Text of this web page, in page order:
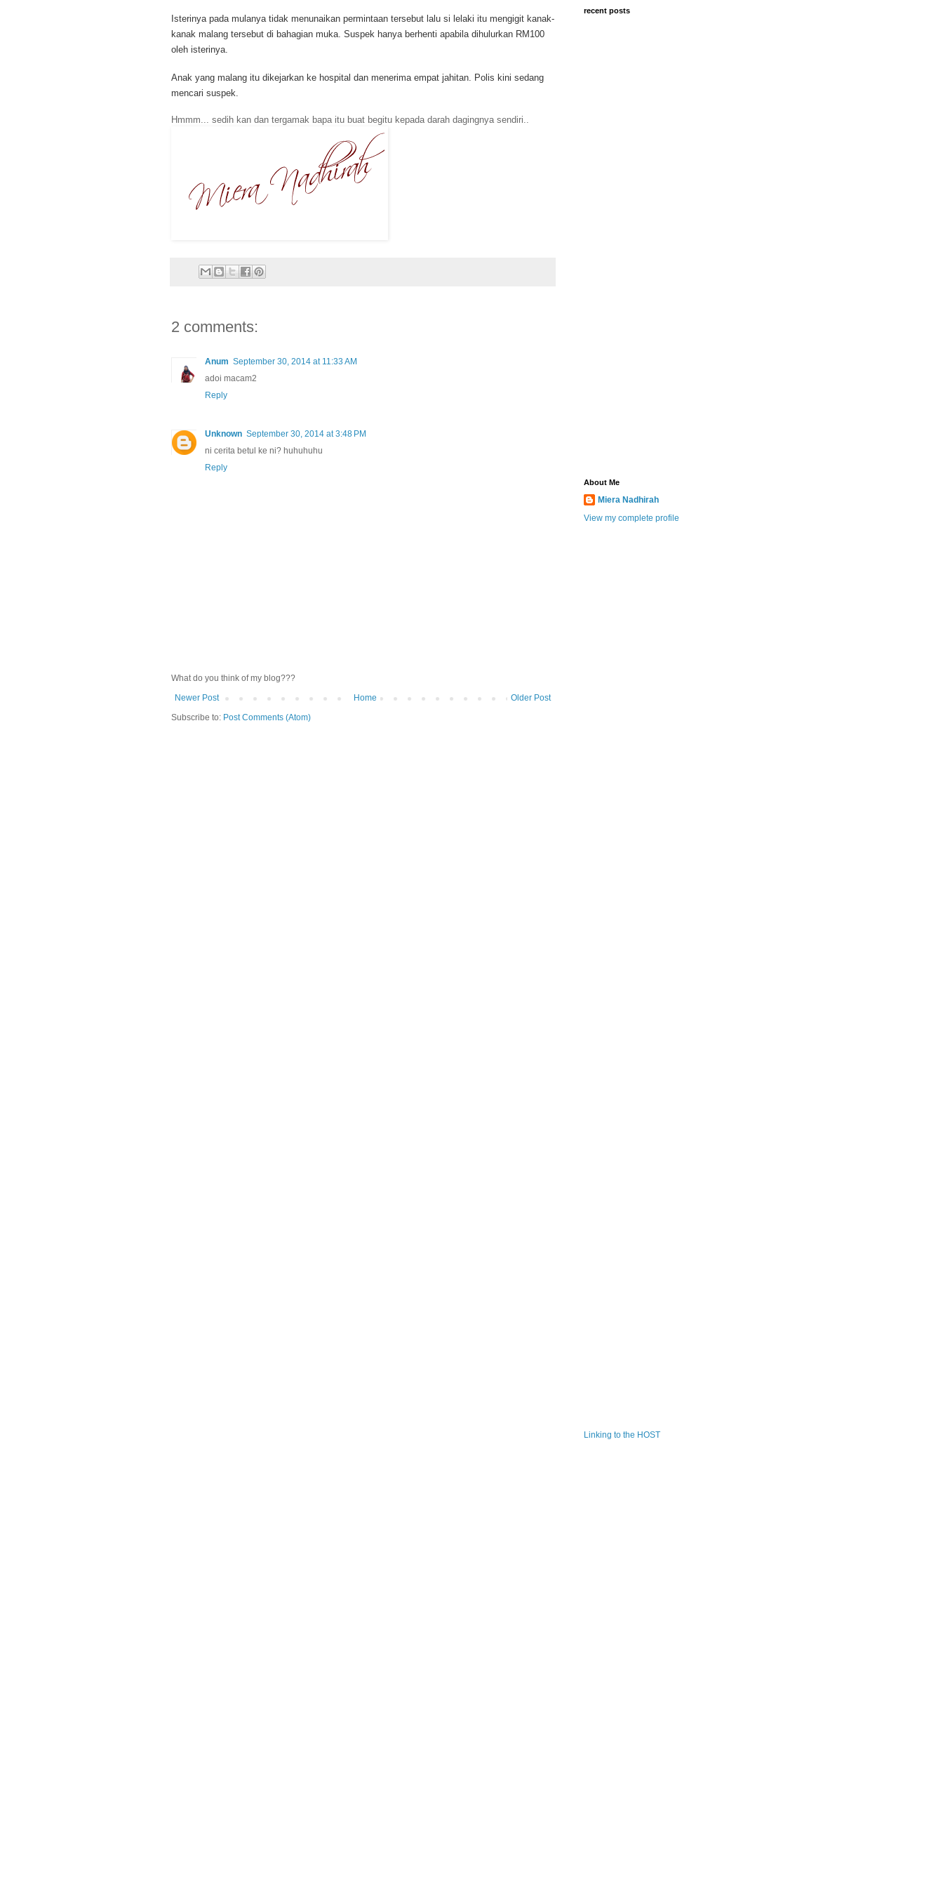
Isterinya pada mulanya tidak menunaikan permintaan tersebut lalu si lelaki itu mengigit kanak-
kanak malang tersebut di bahagian muka. Suspek hanya berhenti apabila dihulurkan RM100
oleh isterinya.
Anak yang malang itu dikejarkan ke hospital dan menerima empat jahitan. Polis kini sedang
mencari suspek.
Hmmm... sedih kan dan tergamak bapa itu buat begitu kepada darah dagingnya sendiri..
2 comments:
Anum September 30, 2014 at 11:33 AM
adoi macam2
Reply
Unknown September 30, 2014 at 3:48 PM
ni cerita betul ke ni? huhuhuhu
Reply
What do you think of my blog???
Newer Post
Older Post
Home
Subscribe to: Post Comments (Atom)
recent posts
About Me
Miera Nadhirah
View my complete profile
Linking to the HOST